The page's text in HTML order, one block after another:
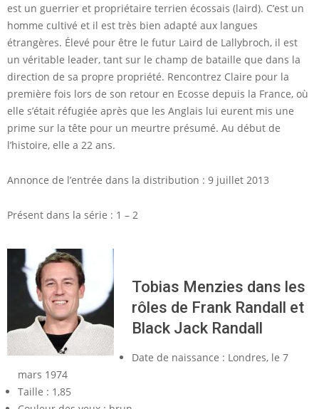
est un guerrier et propriétaire terrien écossais (laird). C’est un
homme cultivé et il est très bien adapté aux langues
étrangères. Élevé pour être le futur Laird de Lallybroch, il est
un véritable leader, tant sur le champ de bataille que dans la
direction de sa propre propriété. Rencontrez Claire pour la
première fois lors de son retour en Ecosse depuis la France, où
elle s’était réfugiée après que les Anglais lui eurent mis une
prime sur la tête pour un meurtre présumé. Au début de
l’histoire, elle a 22 ans.
Annonce de l’entrée dans la distribution : 9 juillet 2013
Présent dans la série : 1 – 2
Tobias Menzies dans les
rôles de Frank Randall et
Black Jack Randall
Date de naissance : Londres, le 7
mars 1974
Taille : 1,85